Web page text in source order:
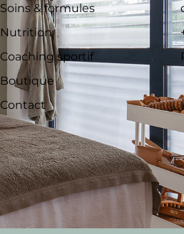
Soins & formules
Nutrition
Coaching sportif
Boutique
Contact